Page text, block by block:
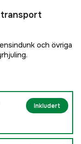
transport
och övriga
Inkludert